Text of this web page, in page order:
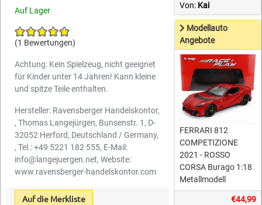
Auf Lager
(1 Bewertungen)
Achtung: Kein Spielzeug, nicht geeignet
für Kinder unter 14 Jahren! Kann kleine
und spitze Teile enthalten.
Hersteller: Ravensberger Handelskontor,
, Thomas Langejürgen, Bunsenstr. 1, D-
32052 Herford, Deutschland / Germany,
, Tel.: +49 5221 182 555, E-Mail:
info@langejuergen.net, Website:
www.ravensberger-handelskontor.com
Auf die Merkliste
Von: Kai
Modellauto
Angebote
FERRARI 812
COMPETIZIONE
2021 - ROSSO
CORSA Burago 1:18
Metallmodell
€44,99